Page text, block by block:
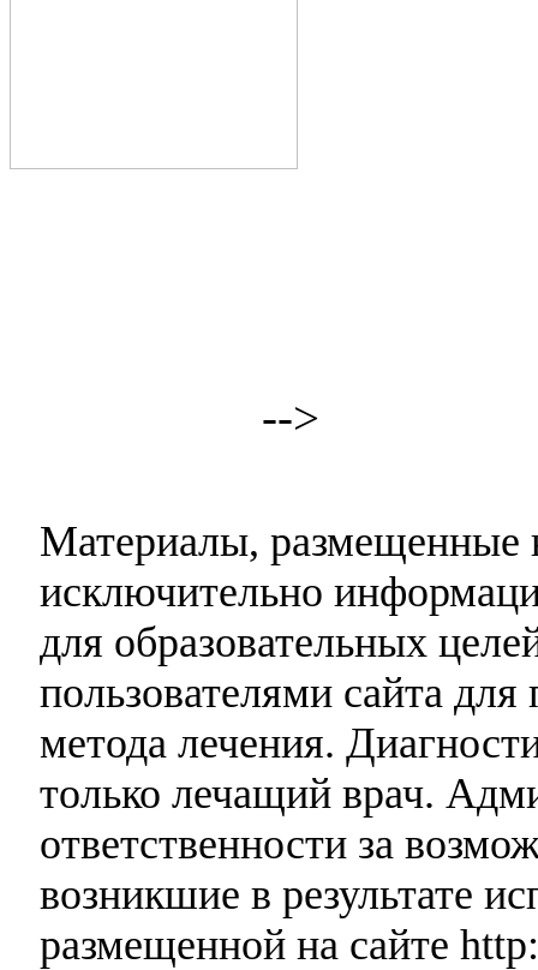
-->
Материалы, размещенные
исключительно
для образовательных
пользователями сайта
метода лечения.
только лечащий врач.
ответственности за
возникшие в результате
размещенной на сайте